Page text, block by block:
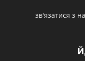
зв'язатися з